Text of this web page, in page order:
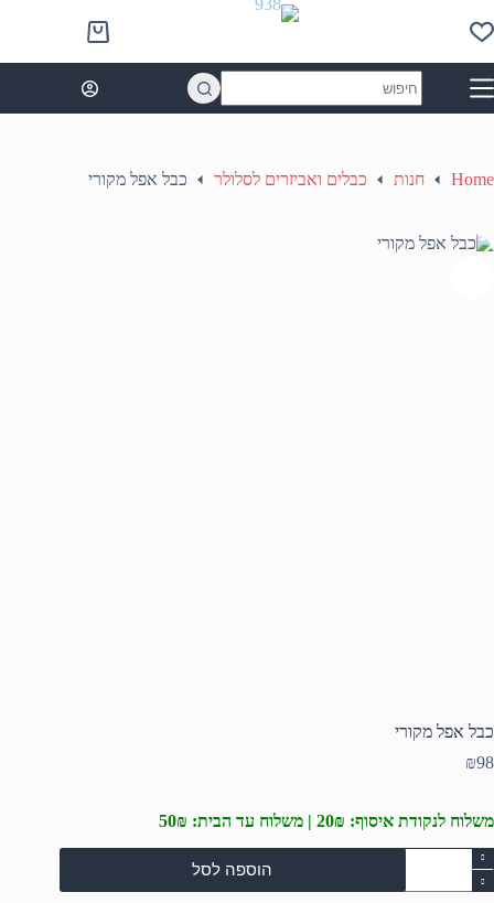
to
content
Shopping
cart
results
Home חנות כבלים ואביזרים לסלולר כבל אפל מקורי
כבל אפל מקורי
₪98
משלוח לנקודת איסוף: 20₪ | משלוח עד הבית: 50₪
כמות
של
כבל
הוספה לסל